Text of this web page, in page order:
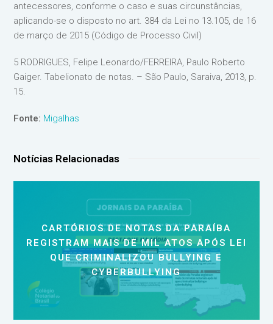
antecessores, conforme o caso e suas circunstâncias,
aplicando-se o disposto no art. 384 da Lei no 13.105, de 16
de março de 2015 (Código de Processo Civil)
5 RODRIGUES, Felipe Leonardo/FERREIRA, Paulo Roberto
Gaiger. Tabelionato de notas. – São Paulo, Saraiva, 2013, p.
15.
Fonte: Migalhas
Notícias Relacionadas
CARTÓRIOS DE NOTAS DA PARAÍBA
REGISTRAM MAIS DE MIL ATOS APÓS LEI
QUE CRIMINALIZOU BULLYING E
CYBERBULLYING